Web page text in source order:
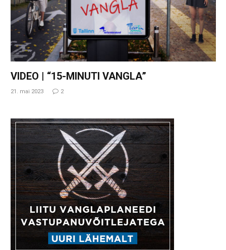
VIDEO | “15-MINUTI VANGLA”
21. mai 2023 2